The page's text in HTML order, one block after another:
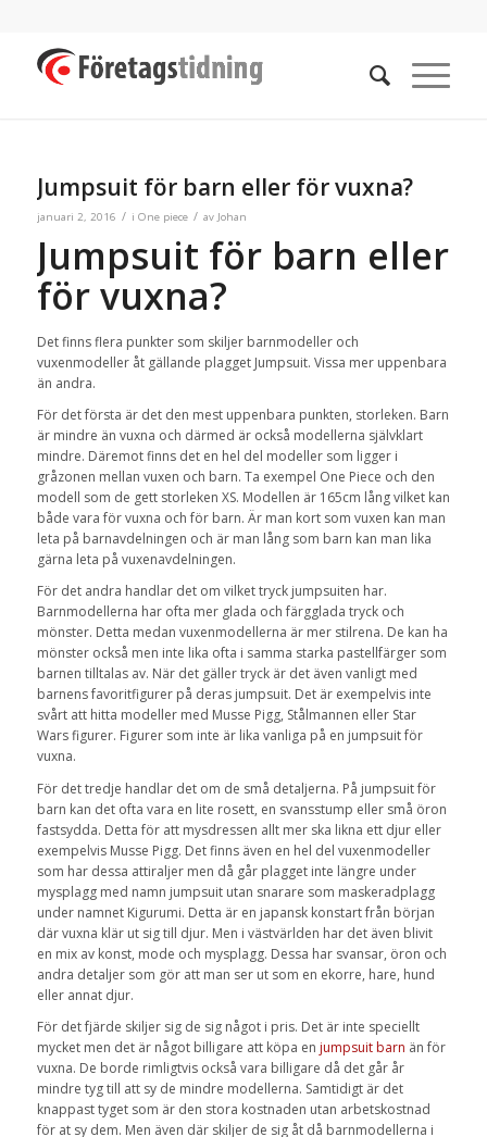
Jumpsuit för barn eller för vuxna?
januari 2, 2016 / i One piece / av Johan
Jumpsuit för barn eller
för vuxna?
Det finns flera punkter som skiljer barnmodeller och
vuxenmodeller åt gällande plagget Jumpsuit. Vissa mer uppenbara
än andra.
För det första är det den mest uppenbara punkten, storleken. Barn
är mindre än vuxna och därmed är också modellerna självklart
mindre. Däremot finns det en hel del modeller som ligger i
gråzonen mellan vuxen och barn. Ta exempel One Piece och den
modell som de gett storleken XS. Modellen är 165cm lång vilket kan
både vara för vuxna och för barn. Är man kort som vuxen kan man
leta på barnavdelningen och är man lång som barn kan man lika
gärna leta på vuxenavdelningen.
För det andra handlar det om vilket tryck jumpsuiten har.
Barnmodellerna har ofta mer glada och färgglada tryck och
mönster. Detta medan vuxenmodellerna är mer stilrena. De kan ha
mönster också men inte lika ofta i samma starka pastellfärger som
barnen tilltalas av. När det gäller tryck är det även vanligt med
barnens favoritfigurer på deras jumpsuit. Det är exempelvis inte
svårt att hitta modeller med Musse Pigg, Stålmannen eller Star
Wars figurer. Figurer som inte är lika vanliga på en jumpsuit för
vuxna.
För det tredje handlar det om de små detaljerna. På jumpsuit för
barn kan det ofta vara en lite rosett, en svansstump eller små öron
fastsydda. Detta för att mysdressen allt mer ska likna ett djur eller
exempelvis Musse Pigg. Det finns även en hel del vuxenmodeller
som har dessa attiraljer men då går plagget inte längre under
mysplagg med namn jumpsuit utan snarare som maskeradplagg
under namnet Kigurumi. Detta är en japansk konstart från början
där vuxna klär ut sig till djur. Men i västvärlden har det även blivit
en mix av konst, mode och mysplagg. Dessa har svansar, öron och
andra detaljer som gör att man ser ut som en ekorre, hare, hund
eller annat djur.
För det fjärde skiljer sig de sig något i pris. Det är inte speciellt
mycket men det är något billigare att köpa en jumpsuit barn än för
vuxna. De borde rimligtvis också vara billigare då det går år
mindre tyg till att sy de mindre modellerna. Samtidigt är det
knappast tyget som är den stora kostnaden utan arbetskostnad
för at sy dem. Men även där skiljer de sig åt då barnmodellerna i